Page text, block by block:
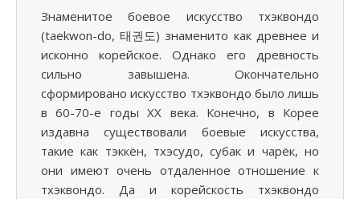
Знаменитое боевое искусство тхэквондо
(taekwon-do, 태권도) знаменито как древнее и
исконно корейское. Однако его древность
сильно завышена. Окончательно
сформировано искусство тхэквондо было лишь
в 60-70-е годы ХХ века. Конечно, в Корее
издавна существовали боевые искусства,
такие как тэккён, тхэсудо, субак и чарёк, но
они имеют очень отдаленное отношение к
тхэквондо. Да и корейскость тхэквондо